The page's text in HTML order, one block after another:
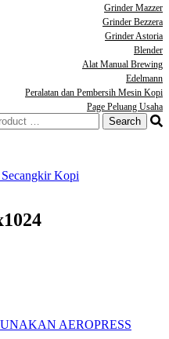
Grinder Mazzer
Grinder Bezzera
Grinder Astoria
Blender
Alat Manual Brewing
Edelmann
Peralatan dan Pembersih Mesin Kopi
Page Peluang Usaha
Kopi